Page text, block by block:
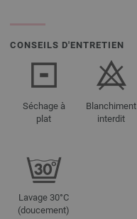
CONSEILS D'ENTRETIEN
Séchage à
plat
Blanchiment
interdit
Lavage 30°C
(doucement)